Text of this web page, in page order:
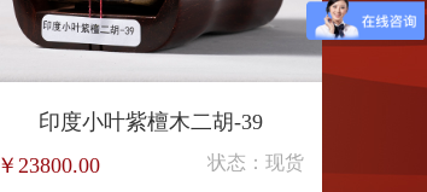
印度小叶紫檀木二胡-39
￥23800.00
状态：现货